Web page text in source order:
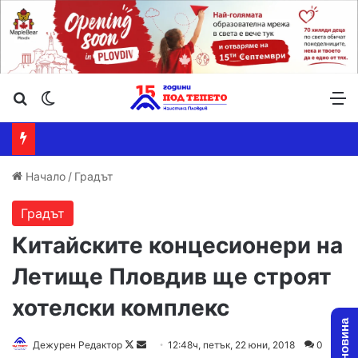
Търсене ...
Начало / Градът
Градът
Китайските концесионери на
Летище Пловдив ще строят
хотелски комплекс
Дежурен Редактор
F
12:48ч, петък, 22 юни, 2018 0